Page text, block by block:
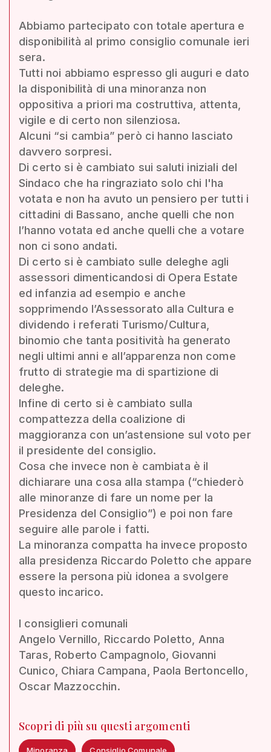
Abbiamo partecipato con totale apertura e
disponibilità al primo consiglio comunale ieri
sera.
Tutti noi abbiamo espresso gli auguri e dato
la disponibilità di una minoranza non
oppositiva a priori ma costruttiva, attenta,
vigile e di certo non silenziosa.
Alcuni “si cambia” però ci hanno lasciato
davvero sorpresi.
Di certo si è cambiato sui saluti iniziali del
Sindaco che ha ringraziato solo chi l'ha
votata e non ha avuto un pensiero per tutti i
cittadini di Bassano, anche quelli che non
l’hanno votata ed anche quelli che a votare
non ci sono andati.
Di certo si è cambiato sulle deleghe agli
assessori dimenticandosi di Opera Estate
ed infanzia ad esempio e anche
sopprimendo l’Assessorato alla Cultura e
dividendo i referati Turismo/Cultura,
binomio che tanta positività ha generato
negli ultimi anni e all’apparenza non come
frutto di strategie ma di spartizione di
deleghe.
Infine di certo si è cambiato sulla
compattezza della coalizione di
maggioranza con un’astensione sul voto per
il presidente del consiglio.
Cosa che invece non è cambiata è il
dichiarare una cosa alla stampa (“chiederò
alle minoranze di fare un nome per la
Presidenza del Consiglio”) e poi non fare
seguire alle parole i fatti.
La minoranza compatta ha invece proposto
alla presidenza Riccardo Poletto che appare
essere la persona più idonea a svolgere
questo incarico.
I consiglieri comunali
Angelo Vernillo, Riccardo Poletto, Anna
Taras, Roberto Campagnolo, Giovanni
Cunico, Chiara Campana, Paola Bertoncello,
Oscar Mazzocchin.
Scopri di più su questi argomenti
Minoranza Consiglio Comunale